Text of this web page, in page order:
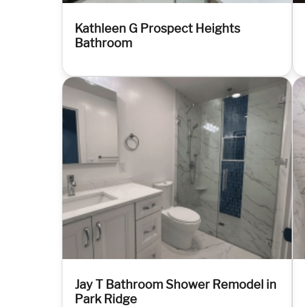
Kathleen G Prospect Heights
Bathroom
Jay T Bathroom Shower Remodel in
Park Ridge